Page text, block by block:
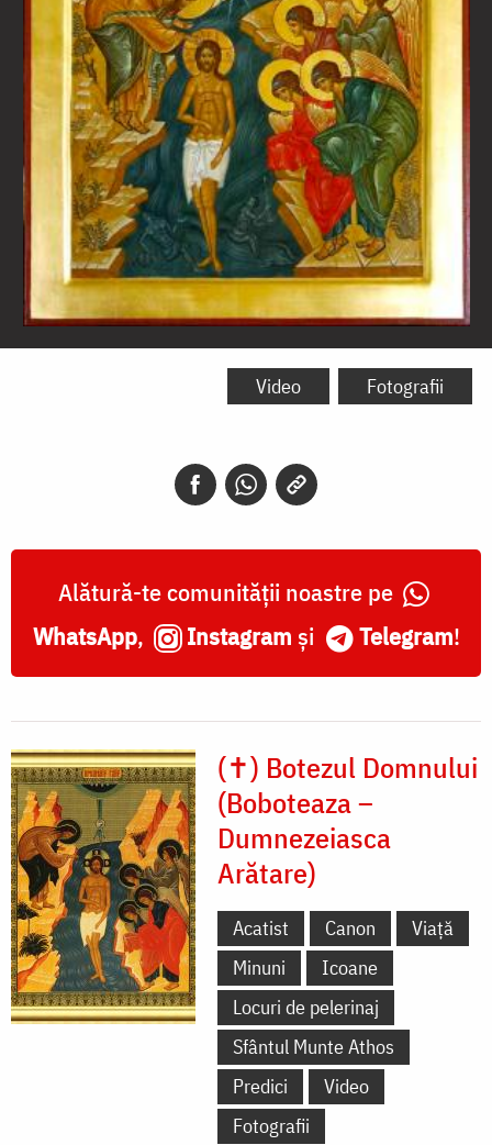
Botezul
Video Fotografii
Alătură-te comunității noastre pe
WhatsApp, Instagram și Telegram!
(✝) Botezul Domnului
(Boboteaza –
Dumnezeiasca
Arătare)
Acatist Canon
Viață
Minuni
Icoane
Locuri de pelerinaj
Sfântul Munte Athos
Predici
Video
Fotografii